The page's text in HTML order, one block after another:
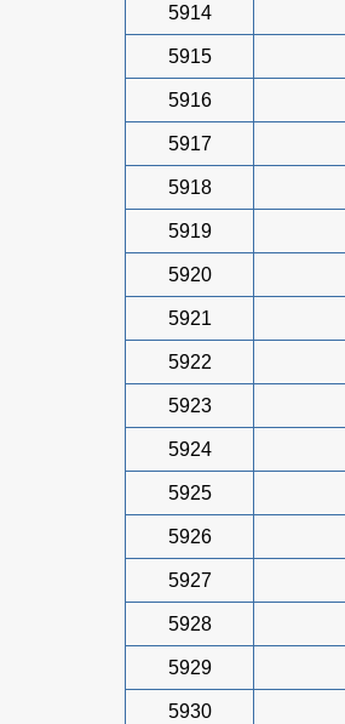
5914
5915
5916
5917
5918
5919
5920
5921
5922
5923
5924
5925
5926
5927
5928
5929
5930